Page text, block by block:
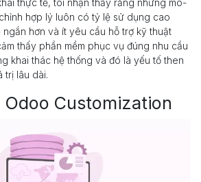
hợp lý luôn có tỷ lệ sử dụng cao
hơn và ít yêu cầu hỗ trợ kỹ thuật
thấy phần mềm phục vụ đúng nhu cầu
khai thác hệ thống và đó là yếu tố then
trị lâu dài.
Customization